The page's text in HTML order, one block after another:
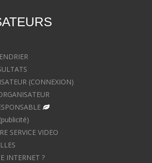
(CONNEXION)
SERVICE VIDEO
INTERNET ?